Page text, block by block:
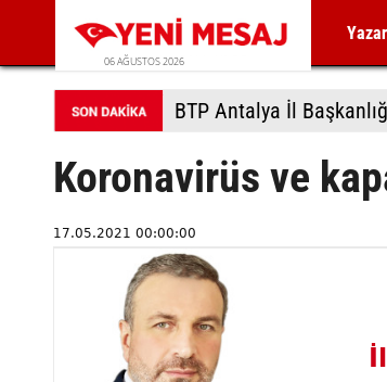
06 AĞUSTOS 2026
BTP Antalya İl
Koronavirüs ve
17.05.2021 00:00:00